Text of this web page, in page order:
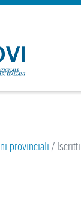
provinciali /